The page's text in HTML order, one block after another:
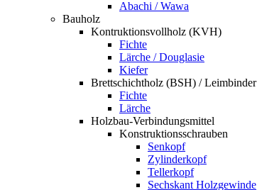
Abachi / Wawa
Bauholz
Kontruktionsvollholz (KVH)
Fichte
Lärche / Douglasie
Kiefer
Brettschichtholz (BSH) / Leimbinder
Fichte
Lärche
Holzbau-Verbindungsmittel
Konstruktionsschrauben
Senkopf
Zylinderkopf
Tellerkopf
Sechskant Holzgewinde